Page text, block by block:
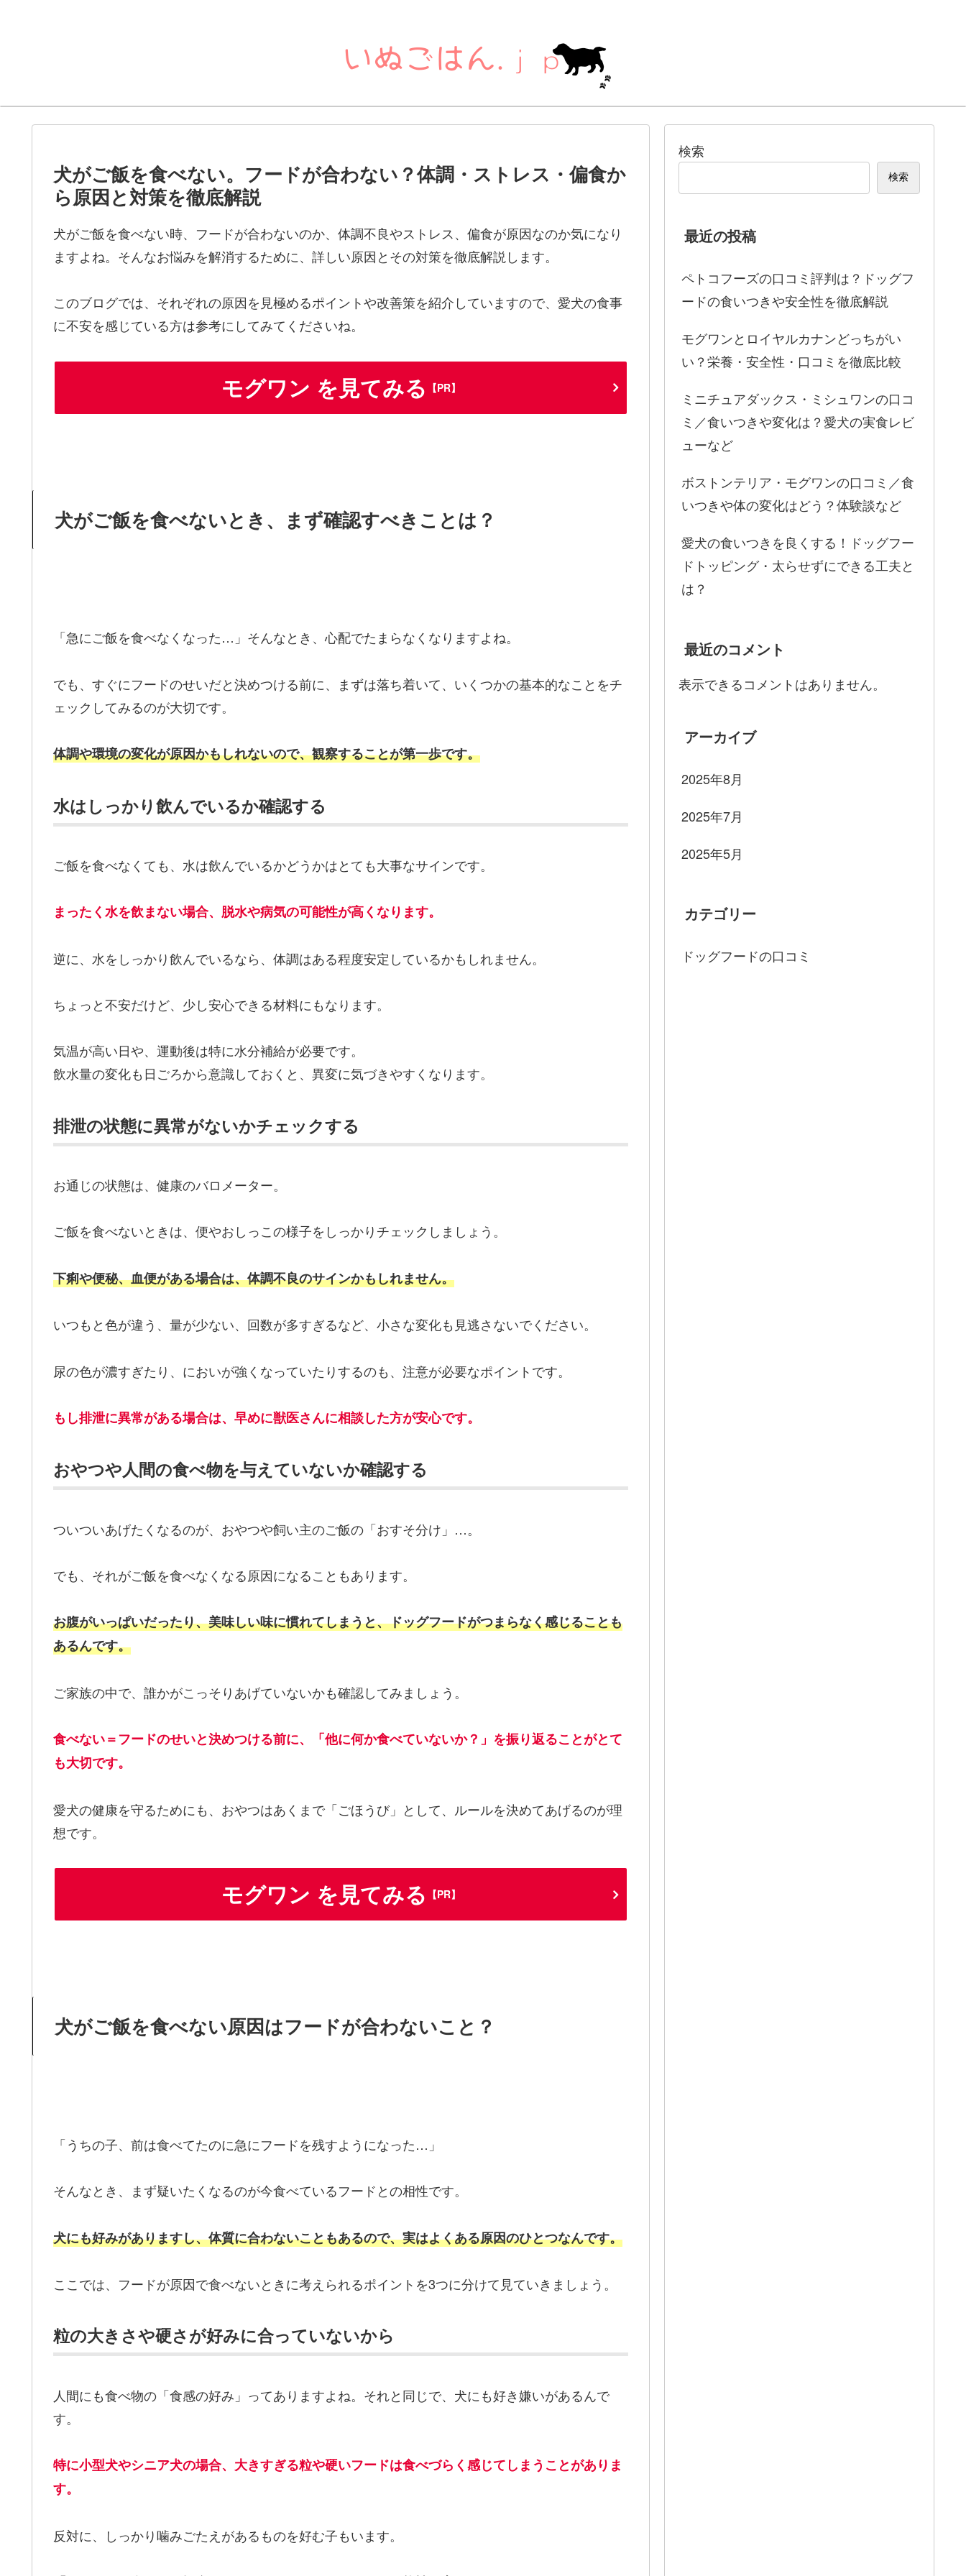
犬がご飯を食べない。フードが合わない？体調・ストレス・偏食か
ら原因と対策を徹底解説
犬がご飯を食べない時、フードが合わないのか、体調不良やストレス、偏食が原因なのか気になり
ますよね。そんなお悩みを解消するために、詳しい原因とその対策を徹底解説します。
このブログでは、それぞれの原因を見極めるポイントや改善策を紹介していますので、愛犬の食事
に不安を感じている方は参考にしてみてくださいね。
モグワン を見てみる 【PR】
犬がご飯を食べないとき、まず確認すべきことは？
「急にご飯を食べなくなった…」そんなとき、心配でたまらなくなりますよね。
でも、すぐにフードのせいだと決めつける前に、まずは落ち着いて、いくつかの基本的なことをチ
ェックしてみるのが大切です。
体調や環境の変化が原因かもしれないので、観察することが第一歩です。
水はしっかり飲んでいるか確認する
ご飯を食べなくても、水は飲んでいるかどうかはとても大事なサインです。
まったく水を飲まない場合、脱水や病気の可能性が高くなります。
逆に、水をしっかり飲んでいるなら、体調はある程度安定しているかもしれません。
ちょっと不安だけど、少し安心できる材料にもなります。
気温が高い日や、運動後は特に水分補給が必要です。
飲水量の変化も日ごろから意識しておくと、異変に気づきやすくなります。
排泄の状態に異常がないかチェックする
お通じの状態は、健康のバロメーター。
ご飯を食べないときは、便やおしっこの様子をしっかりチェックしましょう。
下痢や便秘、血便がある場合は、体調不良のサインかもしれません。
いつもと色が違う、量が少ない、回数が多すぎるなど、小さな変化も見逃さないでください。
尿の色が濃すぎたり、においが強くなっていたりするのも、注意が必要なポイントです。
もし排泄に異常がある場合は、早めに獣医さんに相談した方が安心です。
おやつや人間の食べ物を与えていないか確認する
ついついあげたくなるのが、おやつや飼い主のご飯の「おすそ分け」…。
でも、それがご飯を食べなくなる原因になることもあります。
お腹がいっぱいだったり、美味しい味に慣れてしまうと、ドッグフードがつまらなく感じることも
あるんです。
ご家族の中で、誰かがこっそりあげていないかも確認してみましょう。
食べない＝フードのせいと決めつける前に、「他に何か食べていないか？」を振り返ることがとて
も大切です。
愛犬の健康を守るためにも、おやつはあくまで「ごほうび」として、ルールを決めてあげるのが理
想です。
モグワン を見てみる 【PR】
犬がご飯を食べない原因はフードが合わないこと？
「うちの子、前は食べてたのに急にフードを残すようになった…」
そんなとき、まず疑いたくなるのが今食べているフードとの相性です。
犬にも好みがありますし、体質に合わないこともあるので、実はよくある原因のひとつなんです。
ここでは、フードが原因で食べないときに考えられるポイントを3つに分けて見ていきましょう。
粒の大きさや硬さが好みに合っていないから
人間にも食べ物の「食感の好み」ってありますよね。それと同じで、犬にも好き嫌いがあるんで
す。
特に小型犬やシニア犬の場合、大きすぎる粒や硬いフードは食べづらく感じてしまうことがありま
す。
反対に、しっかり噛みごたえがあるものを好む子もいます。
検索
検索
最近の投稿
ペトコフーズの口コミ評判は？ドッグフ
ードの食いつきや安全性を徹底解説
モグワンとロイヤルカナンどっちがい
い？栄養・安全性・口コミを徹底比較
ミニチュアダックス・ミシュワンの口コ
ミ／食いつきや変化は？愛犬の実食レビ
ューなど
ボストンテリア・モグワンの口コミ／食
いつきや体の変化はどう？体験談など
愛犬の食いつきを良くする！ドッグフー
ドトッピング・太らせずにできる工夫と
は？
最近のコメント
表示できるコメントはありません。
アーカイブ
2025年8月
2025年7月
2025年5月
カテゴリー
ドッグフードの口コミ